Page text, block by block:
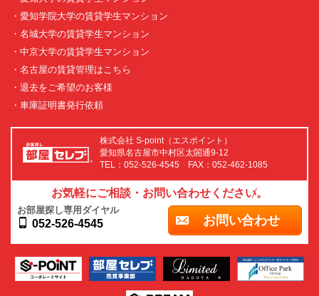
・愛知学院大学の賃貸学生マンション
・名城大学の賃貸学生マンション
・中京大学の賃貸学生マンション
・名古屋の賃貸管理はこちら
・退去をご希望のお客様
・車庫証明書発行依頼
株式会社 S-point（エスポイント）
愛知県名古屋市中村区太閤通9-12
TEL：052-526-4545 FAX：052-462-1085
お気軽にご相談・お問い合わせください。
お部屋探し専用ダイヤル
052-526-4545 お問い合わせ